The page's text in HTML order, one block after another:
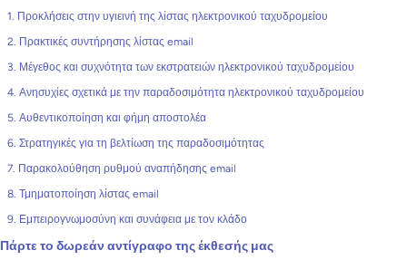
1. Προκλήσεις στην υγιεινή της λίστας ηλεκτρονικού ταχυδρομείου
2. Πρακτικές συντήρησης λίστας email
3. Μέγεθος και συχνότητα των εκστρατειών ηλεκτρονικού ταχυδρομείου
4. Ανησυχίες σχετικά με την παραδοσιμότητα ηλεκτρονικού ταχυδρομείου
5. Αυθεντικοποίηση και φήμη αποστολέα
6. Στρατηγικές για τη βελτίωση της παραδοσιμότητας
7. Παρακολούθηση ρυθμού αναπήδησης email
8. Τμηματοποίηση λίστας email
9. Εμπειρογνωμοσύνη και συνάφεια με τον κλάδο
Πάρτε το δωρεάν αντίγραφο της έκθεσής μας